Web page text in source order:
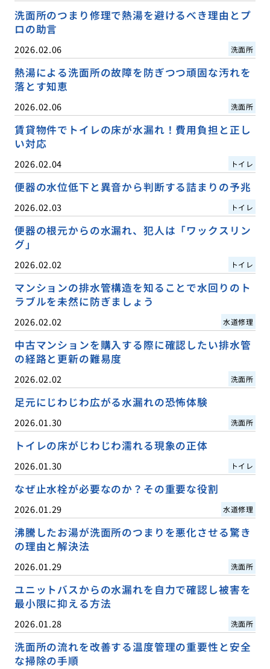
洗面所のつまり修理で熱湯を避けるべき理由とプ
ロの助言
2026.02.06 洗面所
熱湯による洗面所の故障を防ぎつつ頑固な汚れを
落とす知恵
2026.02.06 洗面所
賃貸物件でトイレの床が水漏れ！費用負担と正し
い対応
2026.02.04 トイレ
便器の水位低下と異音から判断する詰まりの予兆
2026.02.03 トイレ
便器の根元からの水漏れ、犯人は「ワックスリン
グ」
2026.02.02 トイレ
マンションの排水管構造を知ることで水回りのト
ラブルを未然に防ぎましょう
2026.02.02 水道修理
中古マンションを購入する際に確認したい排水管
の経路と更新の難易度
2026.02.02 洗面所
足元にじわじわ広がる水漏れの恐怖体験
2026.01.30 洗面所
トイレの床がじわじわ濡れる現象の正体
2026.01.30 トイレ
なぜ止水栓が必要なのか？その重要な役割
2026.01.29 水道修理
沸騰したお湯が洗面所のつまりを悪化させる驚き
の理由と解決法
2026.01.29 洗面所
ユニットバスからの水漏れを自力で確認し被害を
最小限に抑える方法
2026.01.28 洗面所
洗面所の流れを改善する温度管理の重要性と安全
な掃除の手順